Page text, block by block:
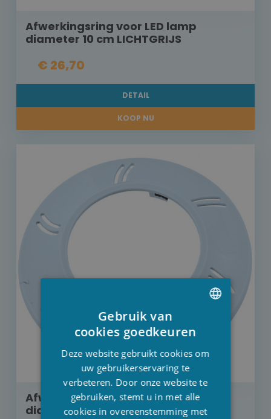
Afwerkingsring voor LED lamp
diameter 10 cm LICHTGRIJS
€ 26,70
DETAIL
KOOP NU
Afwerkingsring voor LED lamp
diameter 10 cm LICHTBLAUW
ENGLISH
Gebruik van
cookies goedkeuren
Deze website gebruikt cookies om
uw gebruikerservaring te
verbeteren. Door onze website te
gebruiken, stemt u in met alle
cookies in overeenstemming met